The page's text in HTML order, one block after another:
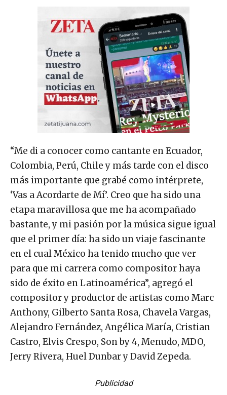
“Me di a conocer como cantante en Ecuador,
Colombia, Perú, Chile y más tarde con el disco
más importante que grabé como intérprete,
‘Vas a Acordarte de Mí’. Creo que ha sido una
etapa maravillosa que me ha acompañado
bastante, y mi pasión por la música sigue igual
que el primer día: ha sido un viaje fascinante
en el cual México ha tenido mucho que ver
para que mi carrera como compositor haya
sido de éxito en Latinoamérica”, agregó el
compositor y productor de artistas como Marc
Anthony, Gilberto Santa Rosa, Chavela Vargas,
Alejandro Fernández, Angélica María, Cristian
Castro, Elvis Crespo, Son by 4, Menudo, MDO,
Jerry Rivera, Huel Dunbar y David Zepeda.
Publicidad